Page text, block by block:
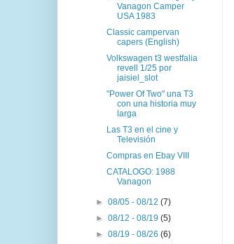
Vanagon Camper
USA 1983
Classic campervan
capers (English)
Volkswagen t3 westfalia
revell 1/25 por
jaisiel_slot
"Power Of Two" una T3
con una historia muy
larga
Las T3 en el cine y
Televisión
Compras en Ebay VIII
CATALOGO: 1988
Vanagon
►08/05 - 08/12(7)
►08/12 - 08/19(5)
►08/19 - 08/26(6)